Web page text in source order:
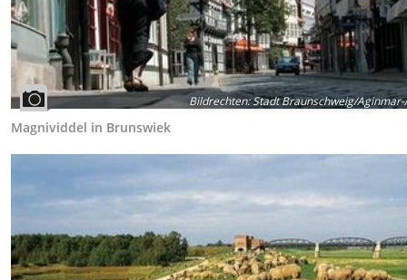
Bildrechten:Stadt Braunschweig/Aginmar-
Magnividdel in Brunswiek